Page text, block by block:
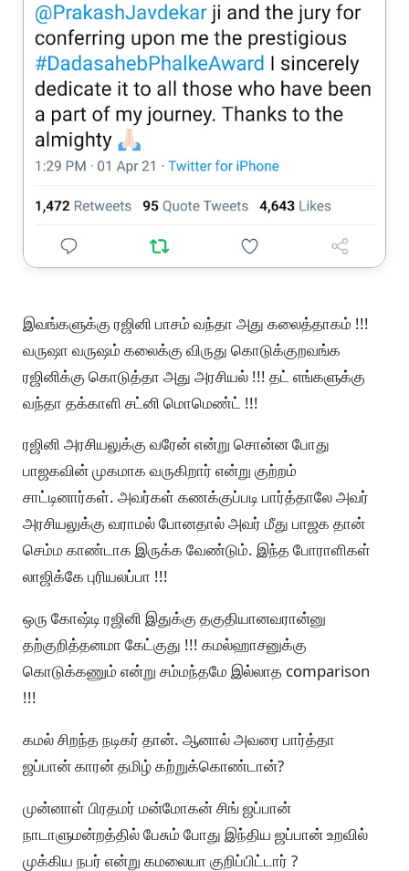
இவங்களுக்கு ரஜினி பாசம் வந்தா அது கலைத்தாகம் !!!
வருஷா வருஷம் கலைக்கு விருது கொடுக்குறவங்க
ரஜினிக்கு கொடுத்தா அது அரசியல் !!! தட் எங்களுக்கு
வந்தா தக்காளி சட்னி மொமெண்ட் !!!
ரஜினி அரசியலுக்கு வரேன் என்று சொன்ன போது
பாஜகவின் முகமாக வருகிறார் என்று குற்றம்
சாட்டினார்கள். அவர்கள் கணக்குப்படி பார்த்தாலே அவர்
அரசியலுக்கு வராமல் போனதால் அவர் மீது பாஜக தான்
செம்ம காண்டாக இருக்க வேண்டும். இந்த போராளிகள்
லாஜிக்கே புரியலப்பா !!!
ஒரு கோஷ்டி ரஜினி இதுக்கு தகுதியானவரான்னு
தற்குறித்தனமா கேட்குது !!! கமல்ஹாசனுக்கு
கொடுக்கணும் என்று சம்மந்தமே இல்லாத comparison
!!!
கமல் சிறந்த நடிகர் தான். ஆனால் அவரை பார்த்தா
ஜப்பான் காரன் தமிழ் கற்றுக்கொண்டான்?
முன்னாள் பிரதமர் மன்மோகன் சிங் ஜப்பான்
நாடாளுமன்றத்தில் பேசும் போது இந்திய ஜப்பான் உறவில்
முக்கிய நபர் என்று கமலையா குறிப்பிட்டார் ?